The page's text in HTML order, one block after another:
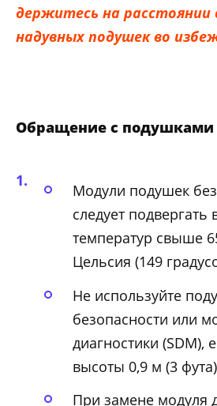
держитесь на расстоянии
надувных подушек во
Обращение с подушками
Модули подушек
следует подвергать
температур свыше
Цельсия (149
Не используйте
безопасности или
диагностики (SDM),
высоты 0,9 м (3
При замене модуля